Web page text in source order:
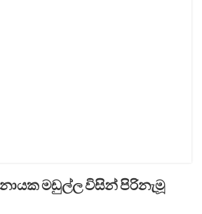
නායක මඩුල්ල විසින් පිරිනැමූ